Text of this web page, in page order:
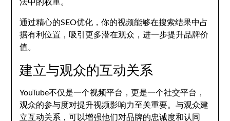
法中的权重。
通过精心的SEO优化，你的视频能够在搜索结果中占
据有利位置，吸引更多潜在观众，进一步提升品牌价
值。
建立与观众的互动关系
YouTube不仅是一个视频平台，更是一个社交平台，
观众的参与度对提升视频影响力至关重要。与观众建
立互动关系，可以增强他们对品牌的忠诚度和认同